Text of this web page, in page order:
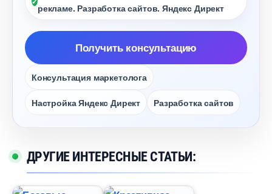
рекламе. Разработка сайтов. Яндекс Директ
Получить консультацию
Консультация маркетолога
Настройка Яндекс Директ Разработка сайто
ДРУГИЕ ИНТЕРЕСНЫЕ СТАТЬИ: